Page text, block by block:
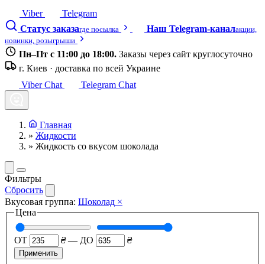
Viber
Telegram
Статус заказагде посылка Наш Telegram-каналакции,
новинки, розыгрыши
Пн–Пт с 11:00 до 18:00. Заказы через сайт круглосуточно
г. Киев · доставка по всей Украине
Viber Chat
Telegram Chat
Главная
» Жидкости
» Жидкость со вкусом шоколада
Фильтры
Сбросить
Вкусовая группа: Шоколад ×
Цена
ОТ ₴ — ДО ₴
Применить